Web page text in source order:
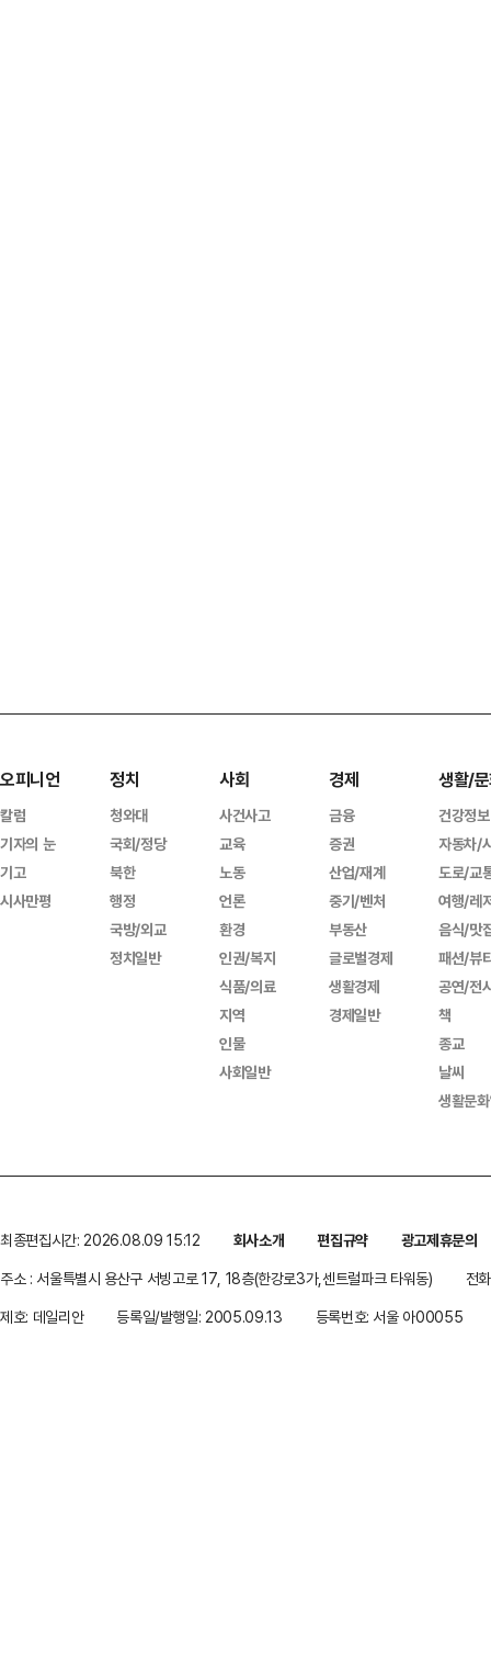
오피니언
칼럼
기자의 눈
기고
시사만평
정치
청와대
국회/정당
북한
행정
국방/외교
정치일반
사회
사건사고
교육
노동
언론
환경
인권/복지
식품/의료
지역
인물
사회일반
경제
금융
증권
산업/재계
중기/벤처
부동산
글로벌경제
생활경제
경제일반
생활/
건강정보
자동차/
도로/교
여행/레
음식/맛
패션/뷰
공연/전
책
종교
날씨
생활문
최종편집시간: 2026.08.09 15:12 회사소개 편집규약
광고제휴문의
주소 : 서울특별시 용산구 서빙고로 17, 18층(한강로3가,센트럴파크 타워동)
전
제호: 데일리안
등록일/발행일: 2005.09.13 등록번호: 서울 아00055